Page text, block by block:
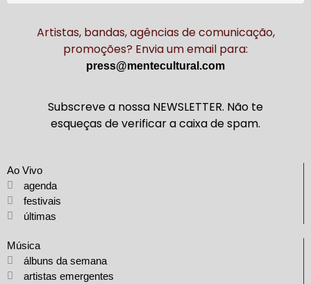
Artistas, bandas, agências de comunicação,
promoções? Envia um email para:
press@mentecultural.com
Subscreve a nossa NEWSLETTER. Não te
esqueças de verificar a caixa de spam.
Ao Vivo
agenda
festivais
últimas
Música
álbuns da semana
artistas emergentes